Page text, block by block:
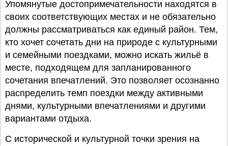
Упомянутые достопримечательности находятся в
своих соответствующих местах и не обязательно
должны рассматриваться как единый район. Тем,
кто хочет сочетать дни на природе с культурными
и семейными поездками, можно искать жильё в
месте, подходящем для запланированного
сочетания впечатлений. Это позволяет осознанно
распределить темп поездки между активными
днями, культурными впечатлениями и другими
вариантами отдыха.
С исторической и культурной точки зрения на